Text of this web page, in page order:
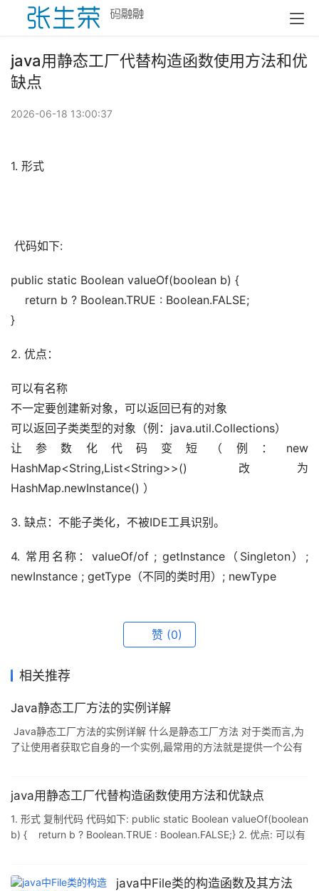
java用静态工厂代替构造函数使用方法和优
缺点
2026-06-18 13:00:37
1. 形式
代码如下:
public static Boolean valueOf(boolean b) {
return b ? Boolean.TRUE : Boolean.FALSE;
}
2. 优点：
可以有名称
不一定要创建新对象，可以返回已有的对象
可以返回子类类型的对象（例：java.util.Collections）
让参数化代码变短（例：new
HashMap<String,List<String>>() 改为
HashMap.newInstance() ）
3. 缺点：不能子类化，不被IDE工具识别。
4. 常用名称：valueOf/of ; getInstance（Singleton）;
newInstance ; getType（不同的类时用）; newType
赞 (0)
相关推荐
Java静态工厂方法的实例详解
Java静态工厂方法的实例详解 什么是静态工厂方法 对于类而言,为
了让使用者获取它自身的一个实例,最常用的方法就是提供一个公有
boolean转为封装类的方法,valueOf: public static Boolean
静态工厂方法 那么,我们为什么要使用
java用静态工厂代替构造函数使用方法和优缺点
1. 形式 复制代码 代码如下: public static Boolean valueOf(boolean
b) { return b ? Boolean.TRUE : Boolean.FALSE;} 2. 优点: 可以有
HashMap<String,List<String>>() 改为 HashMap.newInstance()
java中File类的构造函数及其方法